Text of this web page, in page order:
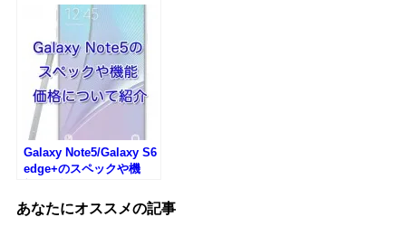
Galaxy Note5/Galaxy S6
edge+のスペックや機
あなたにオススメの記事